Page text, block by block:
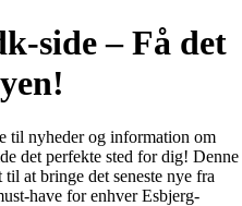
side – Få det
til nyheder og information om
det perfekte sted for dig! Denne
at bringe det seneste nye fra
have for enhver Esbjerg-